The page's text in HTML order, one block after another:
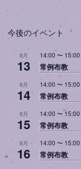
今後のイベント
8月
13
14:00 〜 15:00
常例布教
8月
14
14:00 〜 15:00
常例布教
8月
15
14:00 〜15:00
常例布教
8月
16
14:00 〜 15:00
常例布教